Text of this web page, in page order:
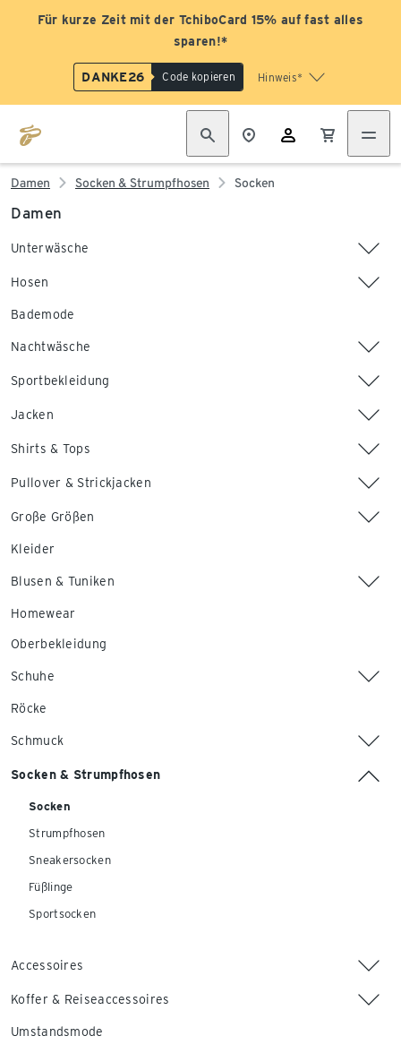
Für kurze Zeit mit der TchiboCard 15% auf fast alles
sparen!*
DANKE26 Code kopieren Hinweis*
Damen Socken & Strumpfhosen Socken
Damen
Unterwäsche
Hosen
Bademode
Nachtwäsche
Sportbekleidung
Jacken
Shirts & Tops
Pullover & Strickjacken
Große Größen
Kleider
Blusen & Tuniken
Homewear
Oberbekleidung
Schuhe
Röcke
Schmuck
Socken & Strumpfhosen
Socken
Strumpfhosen
Sneakersocken
Füßlinge
Sportsocken
Accessoires
Koffer & Reiseaccessoires
Umstandsmode